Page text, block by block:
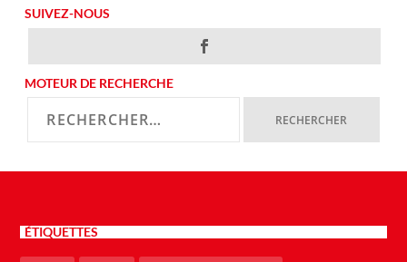
SUIVEZ-NOUS
MOTEUR DE RECHERCHE
ÉTIQUETTES